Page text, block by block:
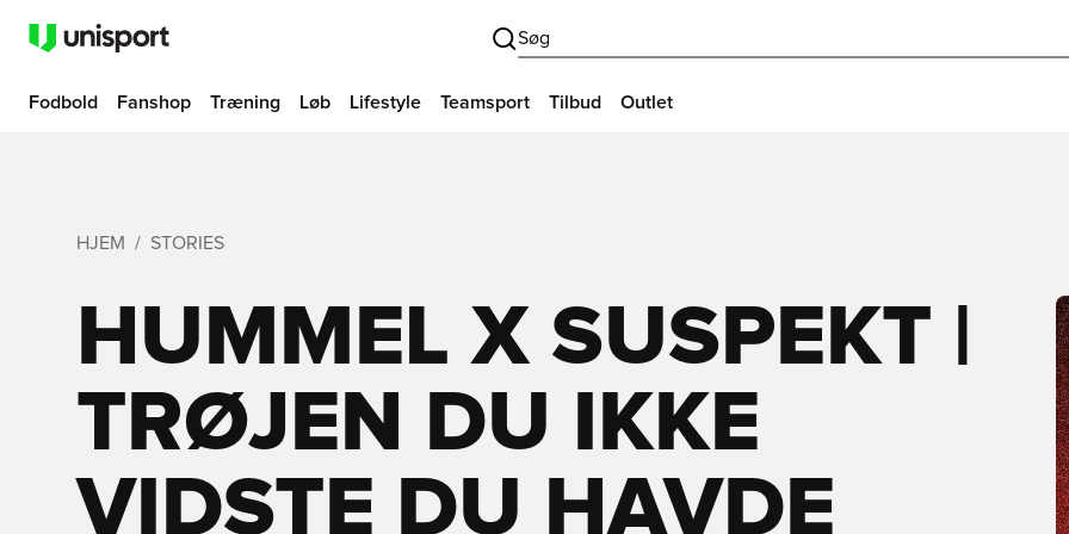
Søg
Fodbold Fanshop Træning Løb Lifestyle Teamsport Tilbud Outlet
HJEM STORIES
HUMMEL X SUSPEKT |
TRØJEN DU IKKE
VIDSTE DU HAVDE